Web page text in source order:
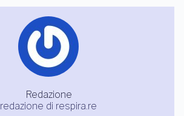
Redazione
redazione di respira.re